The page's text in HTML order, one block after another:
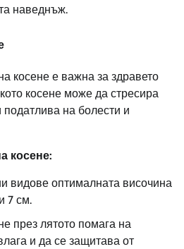
наведнъж.
косене е важна за здравето
косене може да стресира
на болести и
косене:
видове оптималната височина
7 см.
през лятото помага на
и да се защитава от